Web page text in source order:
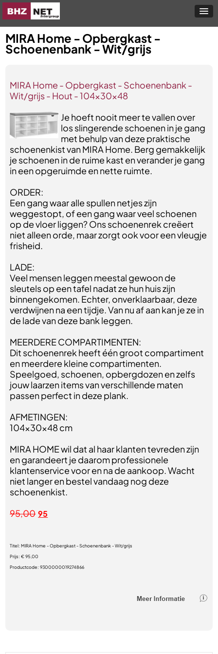
MIRA Home - Opbergkast -
Schoenenbank - Wit/grijs
MIRA Home - Opbergkast - Schoenenbank -
Wit/grijs - Hout - 104x30x48
Je hoeft nooit meer te vallen over
los slingerende schoenen in je gang
met behulp van deze praktische
schoenenkist van MIRA Home. Berg gemakkelijk
je schoenen in de ruime kast en verander je gang
in een opgeruimde en nette ruimte.
ORDER:
Een gang waar alle spullen netjes zijn
weggestopt, of een gang waar veel schoenen
op de vloer liggen? Ons schoenenrek creëert
niet alleen orde, maar zorgt ook voor een vleugje
frisheid.
LADE:
Veel mensen leggen meestal gewoon de
sleutels op een tafel nadat ze hun huis zijn
binnengekomen. Echter, onverklaarbaar, deze
verdwijnen na een tijdje. Van nu af aan kan je ze in
de lade van deze bank leggen.
MEERDERE COMPARTIMENTEN:
Dit schoenenrek heeft één groot compartiment
en meerdere kleine compartimenten.
Speelgoed, schoenen, opbergdozen en zelfs
jouw laarzen items van verschillende maten
passen perfect in deze plank.
AFMETINGEN:
104x30x48 cm
MIRA HOME wil dat al haar klanten tevreden zijn
en garandeert je daarom professionele
klantenservice voor en na de aankoop. Wacht
niet langer en bestel vandaag nog deze
schoenenkist.
95,00 95
Titel:MIRA Home - Opbergkast - Schoenenbank - Wit/grijs
Prijs:€ 95,00
Productcode:9300000019274866